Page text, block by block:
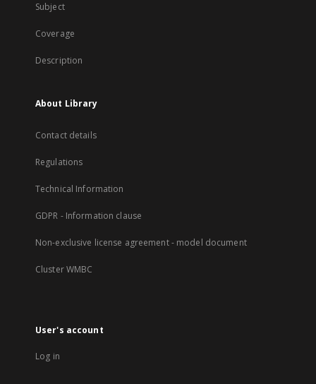
Subject
Coverage
Description
About Library
Contact details
Regulations
Technical Information
GDPR - Information clause
Non-exclusive license agreement - model document
Cluster WMBC
User's account
Log in